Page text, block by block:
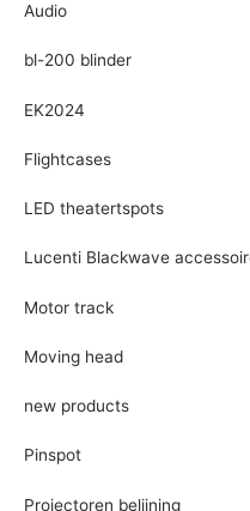
Audio
bl-200 blinder
EK2024
Flightcases
LED theatertspots
Lucenti Blackwave
Motor track
Moving head
new products
Pinspot
Projectoren belijning